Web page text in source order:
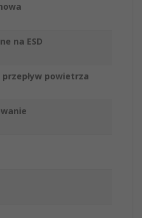
na ESD
powietrza